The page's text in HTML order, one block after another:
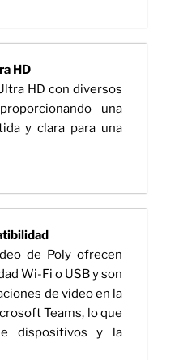
HD
HD con diversos
una
y clara para una
de Poly ofrecen
Wi-Fi o USB y son
de video en la
Teams, lo que
dispositivos y la